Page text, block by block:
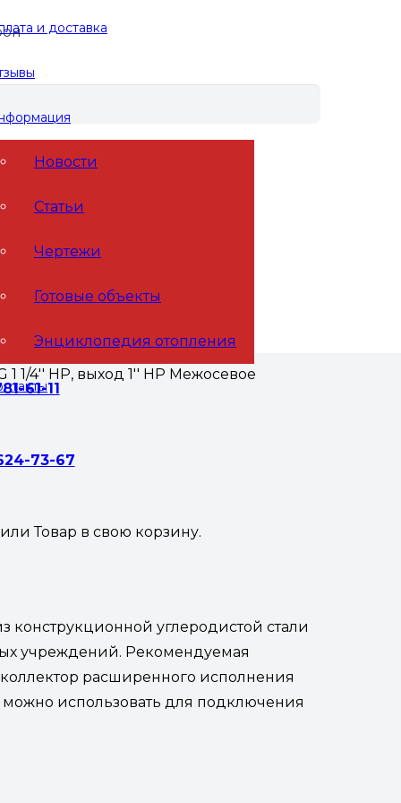
61-11
73-67
Товар в свою корзину.
и доставка
Новости
Статьи
Чертежи
Готовые объекты
Энциклопедия отопления
7 контуров вход G 1 1/4»
1 1/4'' НР, выход 1'' НР Межосевое
конструкционной углеродистой стали
учреждений. Рекомендуемая
расширенного исполнения
можно использовать для подключения